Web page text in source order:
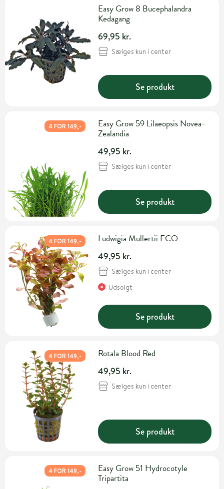
Easy Grow 8 Bucephalandra
Kedagang
69,95 kr.
Sælges kun i center
Se produkt
4 FOR 149,-
Easy Grow 59 Lilaeopsis Novea-
Zealandia
49,95 kr.
Sælges kun i center
Se produkt
4 FOR 149,- Ludwigia Mullertii ECO
49,95 kr.
Sælges kun i center
Udsolgt
Se produkt
4 FOR 149,- Rotala Blood Red
49,95 kr.
Sælges kun i center
Se produkt
4 FOR 149,-
Easy Grow 51 Hydrocotyle
Tripartita